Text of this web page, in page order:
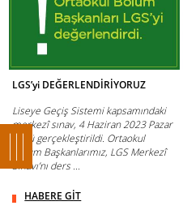
LGS’yi DEĞERLENDİRİYORUZ
Liseye Geçiş Sistemi kapsamındaki
merkezî sınav, 4 Haziran 2023 Pazar
günü gerçekleştirildi. Ortaokul
Bölüm Başkanlarımız, LGS Merkezî
Sınavı’nı ders ...
HABERE GİT